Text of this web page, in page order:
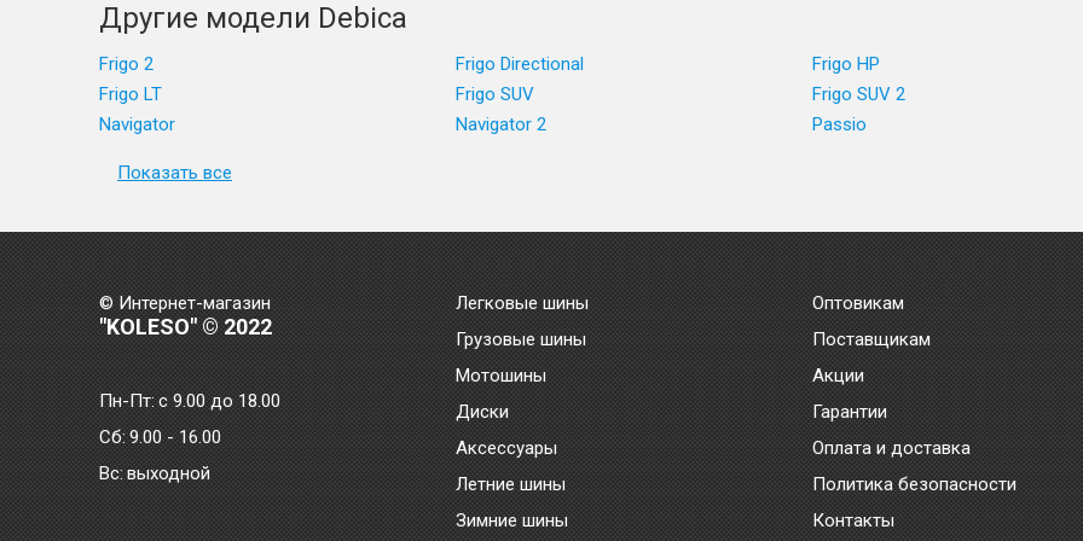
Другие модели Debica
Frigo 2 Frigo Directional
Frigo HP
Frigo LT
Frigo SUV
Frigo SUV 2
Navigator
Navigator 2 Passio
Показать все
© Интернет-магазин
"KOLESO" © 2022
Пн-Пт:с 9.00 до 18.00
Сб: 9.00 - 16.00
Bc: выходной
Легковые шины
Грузовые шины
Мотошины
Диски
Аксессуары
Летние шины
Зимние шины
Оптовикам
Поставщикам
Акции
Гарантии
Оплата и доставка
Политика безопасности
Контакты